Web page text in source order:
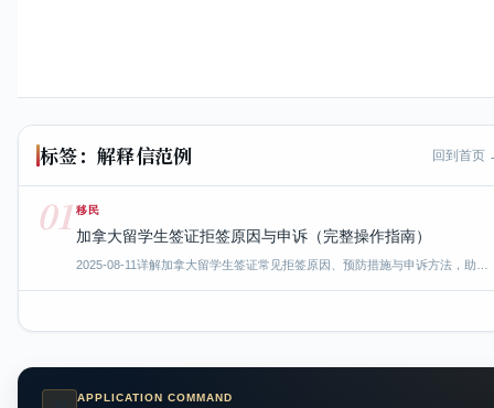
标签：解释信范例 回到首页
01 移民
加拿大留学生签证拒签原因与申诉（完整操作指南）
2025-08-11详解加拿大留学生签证常见拒签原因、预防措施与申诉方法，助…
APPLICATION COMMAND